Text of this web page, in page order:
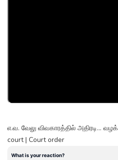
எ.வ. வேலு விவகாரத்தில் அதிரடி...
court | Court order